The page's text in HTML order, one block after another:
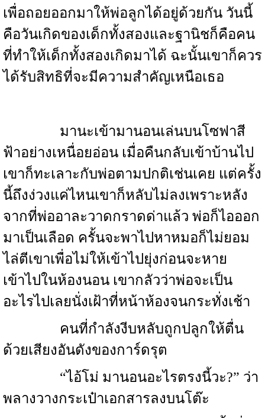
เพื่อถอยออกมาให้พ่อลูกได้อยู่ด้วยกัน วันนี้
คือวันเกิดของเด็กทั้งสองและฐานิชก็คือคน
ที่ทำให้เด็กทั้งสองเกิดมาได้ ฉะนั้นเขาก็ควร
ได้รับสิทธิที่จะมีความสำคัญเหนือเธอ
มานะเข้ามานอนเล่นบนโซฟาสี
ฟ้าอย่างเหนื่อยอ่อน เมื่อคืนกลับเข้าบ้านไป
เขาก็ทะเลาะกับพ่อตามปกติเช่นเคย แต่ครั้ง
นี้ถึงง่วงแค่ไหนเขาก็หลับไม่ลงเพราะหลัง
จากที่พ่ออาละวาดกราดด่าแล้ว พ่อก็ไอออก
มาเป็นเลือด ครั้นจะพาไปหาหมอก็ไม่ยอม
ไล่ตีเขาเพื่อไม่ให้เข้าไปยุ่งก่อนจะหาย
เข้าไปในห้องนอน เขากลัวว่าพ่อจะเป็น
อะไรไปเลยนั่งเฝ้าที่หน้าห้องจนกระทั่งเช้า
คนที่กำลังงีบหลับถูกปลูกให้ตื่น
ด้วยเสียงอันดังของการ์ดรุต
“ไอ้โม่ มานอนอะไรตรงนี้วะ?” ว่า
พลางวางกระเป๋าเอกสารลงบนโต๊ะ